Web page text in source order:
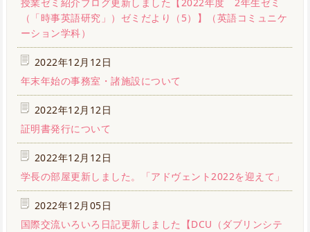
授業ゼミ紹介ブログ更新しました【2022年度 2年生ゼミ
（「時事英語研究」）ゼミだより（5）】（英語コミュニケ
ーション学科）
2022年12月12日
年末年始の事務室・諸施設について
2022年12月12日
証明書発行について
2022年12月12日
学長の部屋更新しました。「アドヴェント2022を迎えて」
2022年12月05日
国際交流いろいろ日記更新しました【DCU（ダブリンシテ